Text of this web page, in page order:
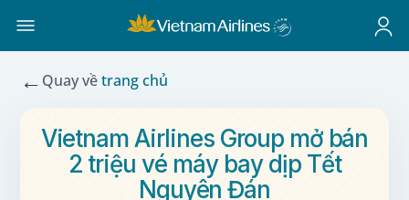
← Quay vềtrang chủ
Vietnam Airlines Group mở bán
2 triệu vé máy bay dịp Tết
Nguyên Đán